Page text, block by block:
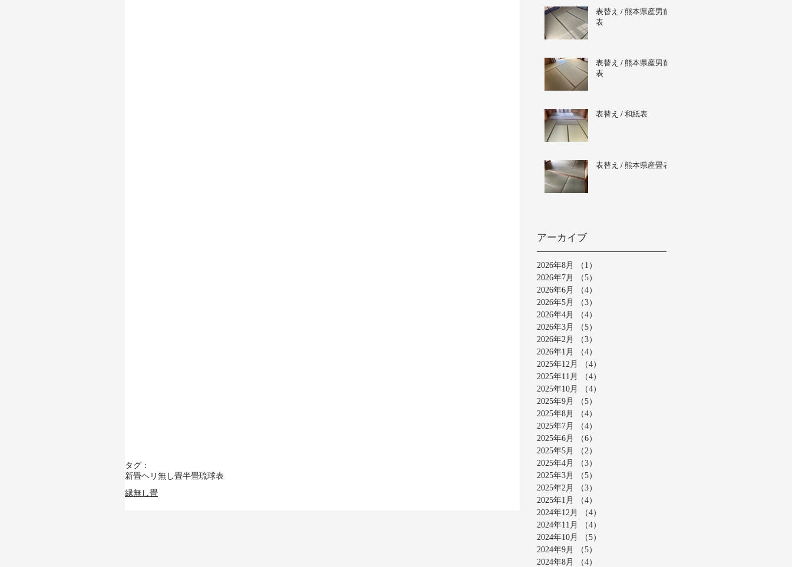
タグ：
新畳ヘリ無し畳半畳琉球表
縁無し畳
表替え / 熊本県産男前
表
表替え / 熊本県産男前
表
表替え / 和紙表
表替え / 熊本県産畳表
アーカイブ
2026年8月 （1）
2026年7月
（5）
2026年6月
（4）
2026年5月
（3）
2026年4月
（4）
2026年3月
（5）
2026年2月
（3）
2026年1月
（4）
2025年12月
（4）
2025年11月
（4）
2025年10月
（4）
2025年9月
（5）
2025年8月
（4）
2025年7月
（4）
2025年6月
（6）
2025年5月
（2）
2025年4月
（3）
2025年3月
（5）
2025年2月
（3）
2025年1月
（4）
2024年12月
（4）
2024年11月
（4）
2024年10月
（5）
2024年9月
（5）
2024年8月
（4）